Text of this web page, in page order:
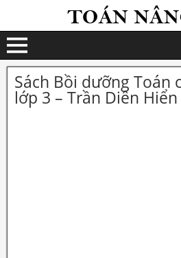
Sách Bồi dưỡng Toán
lớp 3 – Trần Diên Hiển